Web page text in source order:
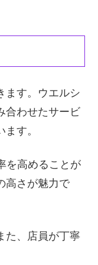
ます。ウエルシ
合わせたサービ
す。
を高めることが
高さが魅力で
た、店員が丁寧